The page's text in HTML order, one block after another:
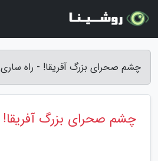
چشم صحرای بزرگ آفریقا! - راه ساری
چشم صحرای بزرگ آفریقا!